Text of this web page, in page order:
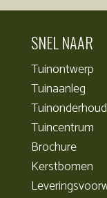
SNEL NAAR
Tuinontwerp
Tuinaanleg
Tuinonderhoud
Tuincentrum
Brochure
Kerstbomen